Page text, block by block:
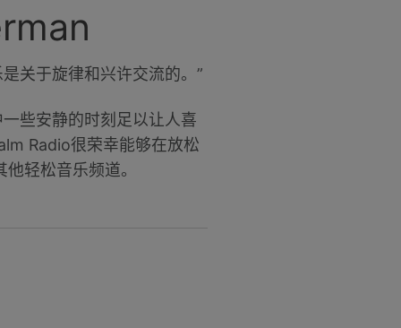
关于旋律和兴许交流的。”
些安静的时刻足以让人喜
Radio很荣幸能够在放松
轻松音乐频道。